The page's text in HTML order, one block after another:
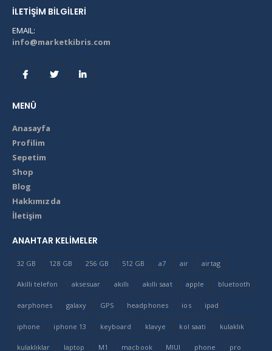
İLETIŞIM BILGILERI
EMAIL:
info@marketkibris.com
MENÜ
Anasayfa
Profilim
Sepetim
Shop
Blog
Hakkımızda
İletişim
ANAHTAR KELIMELER
32 GB 128 GB 256 GB 512 GB a7 air airtag
Akilli telefon aksesuar akıllı akıllı saat apple bluetooth
earphones galaxy GPS headphones ios ipad
iphone iphone 13 keyboard klavye kol saati kulaklık
kulaklıklar laptop M1 macbook MIUI phone pro